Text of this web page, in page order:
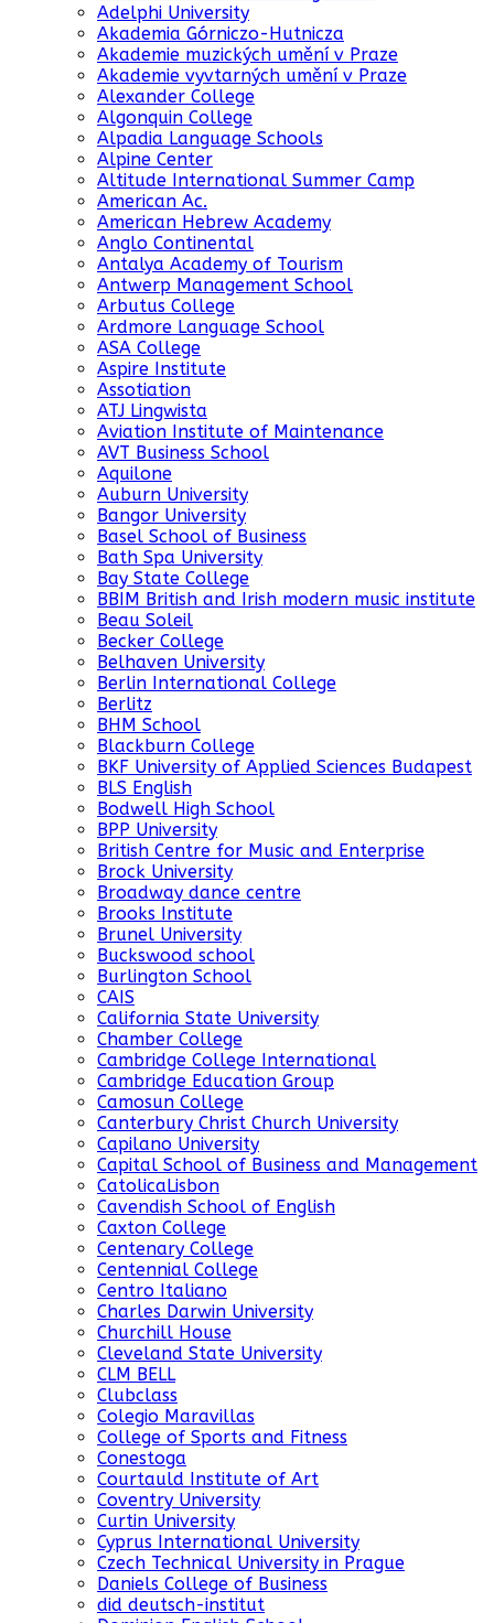
Adelphi University
Akademia Górniczo-Hutnicza
Akademie muzických umění v Praze
Akademie vyvtarných umění v Praze
Alexander College
Algonquin College
Alpadia Language Schools
Alpine Center
Altitude International Summer Camp
American Ac.
American Hebrew Academy
Anglo Continental
Antalya Academy of Tourism
Antwerp Management School
Arbutus College
Ardmore Language School
ASA College
Aspire Institute
Assotiation
ATJ Lingwista
Aviation Institute of Maintenance
AVT Business School
Aquilone
Auburn University
Bangor University
Basel School of Business
Bath Spa University
Bay State College
BBIM British and Irish modern music institute
Beau Soleil
Becker College
Belhaven University
Berlin International College
Berlitz
BHM School
Blackburn College
BKF University of Applied Sciences Budapest
BLS English
Bodwell High School
BPP University
British Centre for Music and Enterprise
Brock University
Broadway dance centre
Brooks Institute
Brunel University
Buckswood school
Burlington School
CAIS
California State University
Chamber College
Cambridge College International
Cambridge Education Group
Camosun College
Canterbury Christ Church University
Capilano University
Capital School of Business and Management
CatolicaLisbon
Cavendish School of English
Caxton College
Centenary College
Centennial College
Centro Italiano
Charles Darwin University
Churchill House
Cleveland State University
CLM BELL
Clubclass
Colegio Maravillas
College of Sports and Fitness
Conestoga
Courtauld Institute of Art
Coventry University
Curtin University
Cyprus International University
Czech Technical University in Prague
Daniels College of Business
did deutsch-institut